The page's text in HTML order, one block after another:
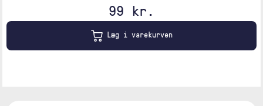
99 kr.
Læg i varekurven